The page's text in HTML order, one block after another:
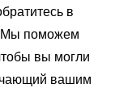
в
Мы поможем
вы могли
вашим